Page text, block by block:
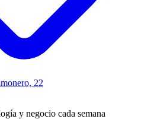
22
y negocio cada semana